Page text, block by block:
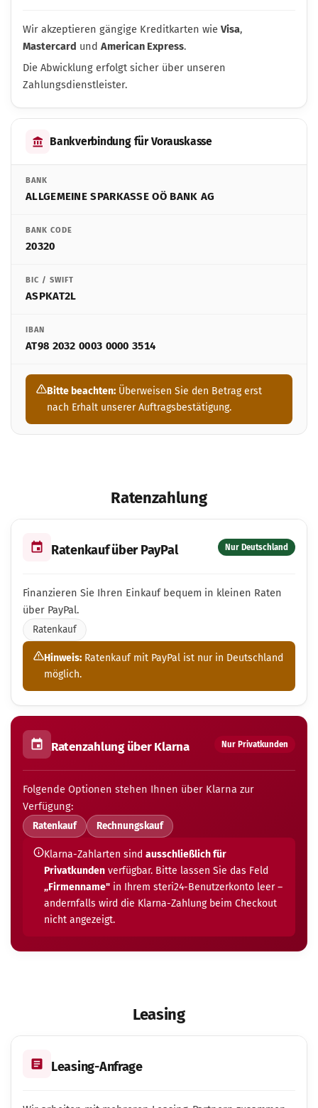
Wir akzeptieren gängige Kreditkarten wie Visa,
Mastercard und American Express.
Die Abwicklung erfolgt sicher über unseren
Zahlungsdienstleister.
Bankverbindung für Vorauskasse
BANK
ALLGEMEINE SPARKASSE OÖ BANK AG
BANK CODE
20320
BIC / SWIFT
ASPKAT2L
IBAN
AT98 2032 0003 0000 3514
Bitte beachten: Überweisen Sie den Betrag erst
nach Erhalt unserer Auftragsbestätigung.
Ratenzahlung
Ratenkauf über PayPal Nur Deutschland
Finanzieren Sie Ihren Einkauf bequem in kleinen Raten
über PayPal.
Ratenkauf
Hinweis: Ratenkauf mit PayPal ist nur in Deutschland
möglich.
Ratenzahlung über Klarna Nur Privatkunden
Folgende Optionen stehen Ihnen über Klarna zur
Verfügung:
Ratenkauf Rechnungskauf
Klarna-Zahlarten sind ausschließlich für
Privatkunden verfügbar. Bitte lassen Sie das Feld
„Firmenname" in Ihrem steri24-Benutzerkonto leer –
andernfalls wird die Klarna-Zahlung beim Checkout
nicht angezeigt.
Leasing
Leasing-Anfrage